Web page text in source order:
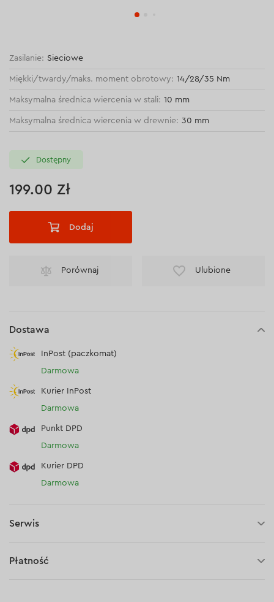
Zasilanie: Sieciowe
Miękki/twardy/maks. moment obrotowy: 14/28/35 Nm
Maksymalna średnica wiercenia w stali: 10 mm
Maksymalna średnica wiercenia w drewnie: 30 mm
Dostępny
199.00 Zł
Dodaj
Porównaj Ulubione
Dostawa
InPost (paczkomat)
Darmowa
Kurier InPost
Darmowa
Punkt DPD
Darmowa
Kurier DPD
Darmowa
Serwis
Płatność